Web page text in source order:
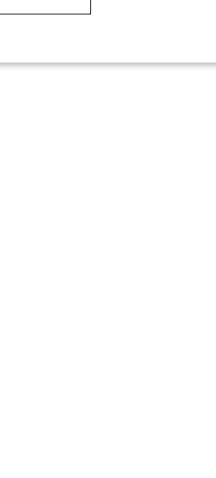
Queenoliver 1,8kg